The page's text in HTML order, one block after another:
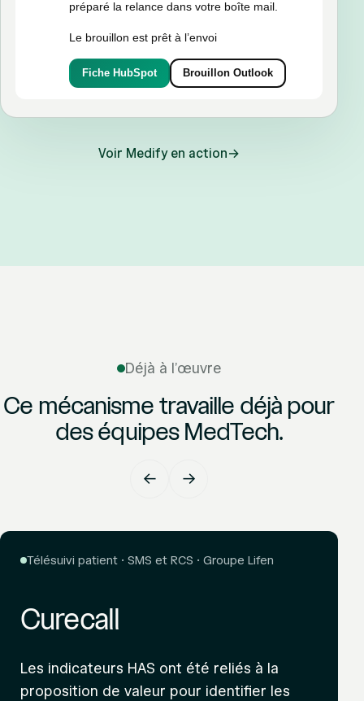
préparé la relance dans votre boîte mail.
Le brouillon est prêt à l’envoi
Fiche HubSpot Brouillon Outlook
Voir Medify en action→
Déjà à l’œuvre
Ce mécanisme travaille déjà pour
des équipes MedTech.
← →
Télésuivi patient · SMS et RCS · Groupe Lifen
Curecall
Les indicateurs HAS ont été reliés à la
proposition de valeur pour identifier les